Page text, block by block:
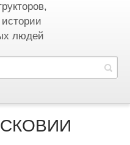
людей